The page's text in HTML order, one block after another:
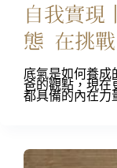
自我實現
態 在挑
底氣是如何養成
爸的觀點，現在
都具備的內在力